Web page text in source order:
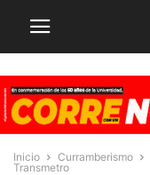
Inicio Curramberismo
Transmetro